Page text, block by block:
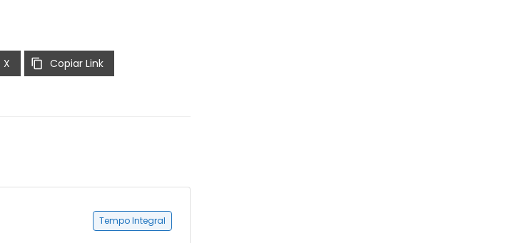
X Copiar Link
Tempo Integral